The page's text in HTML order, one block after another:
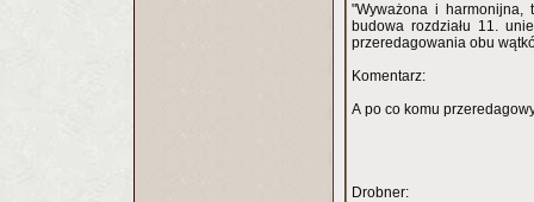
"Wyważona i harmonijna,
budowa rozdziału 11.
przeredagowania obu
Komentarz:
A po co komu
Drobner: